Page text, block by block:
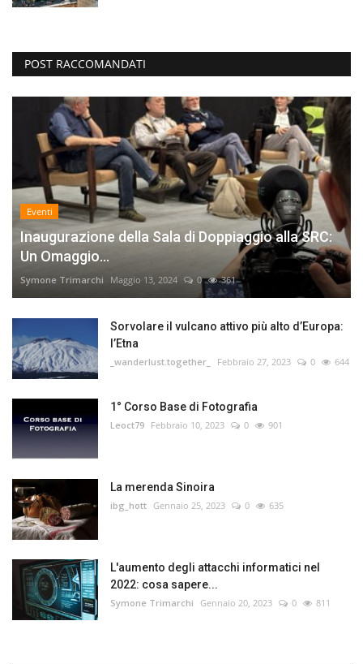
POST RACCOMANDATI
Eventi
Inaugurazione della Sala di Doppiaggio alla SRC:
Un Omaggio...
Symone Trimarchi Maggio 13, 2024 0 361
Sorvolare il vulcano attivo più alto d’Europa:
l’Etna
_wanderlust.together_ Febbraio 27, 2023 0 644
1° Corso Base di Fotografia
Leoct79 Febbraio 10, 2023 0 901
La merenda Sinoira
ibg_hott Gennaio 25, 2023 0 635
L'aumento degli attacchi informatici nel
2022: cosa sapere...
Symone Trimarchi Gennaio 20, 2023 0 811